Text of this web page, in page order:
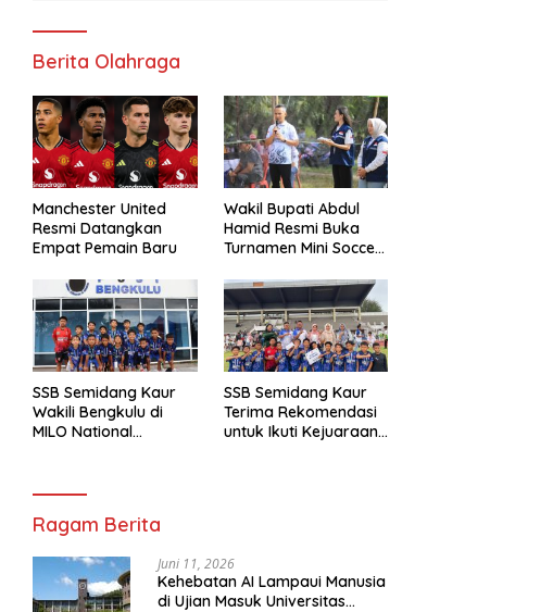
Berita Olahraga
Manchester United
Resmi Datangkan
Empat Pemain Baru
Wakil Bupati Abdul
Hamid Resmi Buka
Turnamen Mini Soccer
SSB Semidang Kaur
Wakili Bengkulu di
MILO National
SSB Semidang Kaur
Terima Rekomendasi
untuk Ikuti Kejuaraan
Ragam Berita
Juni 11, 2026
Kehebatan AI Lampaui Manusia
di Ujian Masuk Universitas